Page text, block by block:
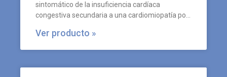
sintomático de la insuficiencia cardíaca
congestiva secundaria a una cardiomiopatía por
Ver producto »